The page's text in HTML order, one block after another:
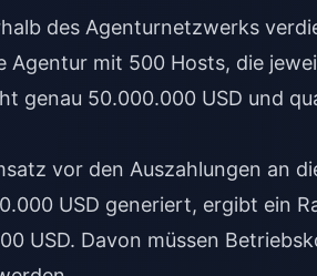
des Agenturnetzwerks
Agentur mit 500 Hosts, die
genau 50.000.000 USD und
vor den Auszahlungen an
USD generiert, ergibt ein
USD. Davon müssen